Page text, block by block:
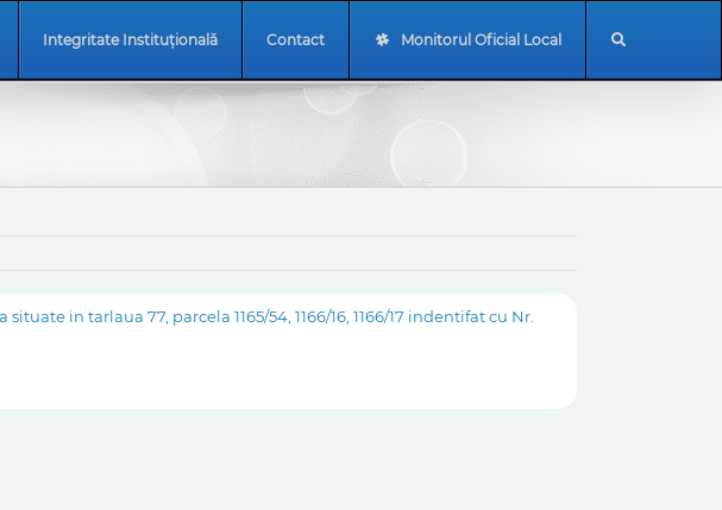
Integritate Instituțională Contact Monitorul Oficial Local
in tarlaua 77, parcela 1165/54, 1166/16, 1166/17 indentifat cu Nr.